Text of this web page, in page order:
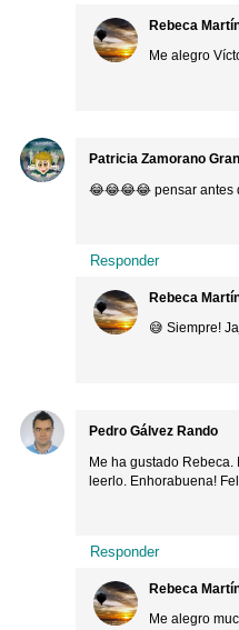
Rebeca
Me alegro
Patricia Zamorano
😂😂😂😂 pensar antes
Responder
Rebeca
😅 Siempre!
Pedro Gálvez Rando
Me ha gustado
leerlo. Enhorabuena!
Responder
Rebeca
Me alegro